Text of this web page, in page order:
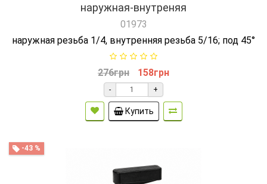
наружная-внутреняя
01973
наружная резьба 1/4, внутренняя резьба 5/16; под 45°
276грн 158грн
- +
Купить
-43 %